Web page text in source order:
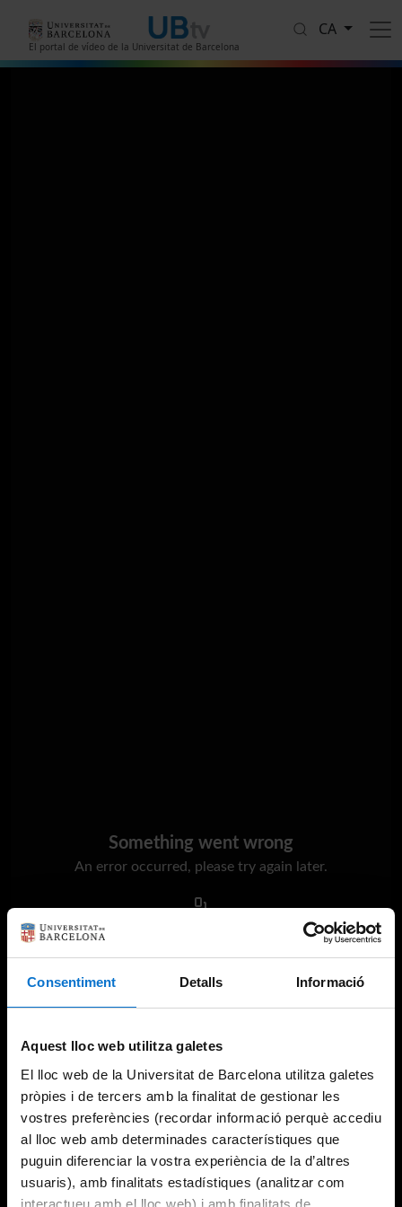
Consentiment Detalls Informació
Aquest lloc web utilitza galetes
El lloc web de la Universitat de Barcelona utilitza galetes
pròpies i de tercers amb la finalitat de gestionar les
vostres preferències (recordar informació perquè accediu
al lloc web amb determinades característiques que
puguin diferenciar la vostra experiència de la d’altres
usuaris), amb finalitats estadístiques (analitzar com
interactueu amb el lloc web) i amb finalitats de
El portal de vídeo de la Universitat de Barcelona
CA
Something went wrong
An error occurred, please try again later.